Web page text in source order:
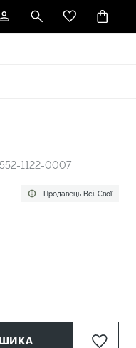
1122-0007
Продавець Всі. Свої